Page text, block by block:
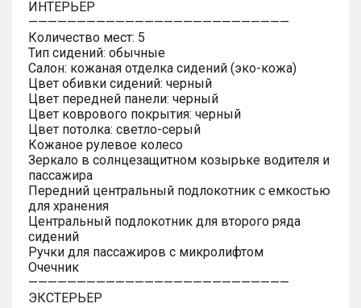
ИНТЕРЬЕР
———————————————————————————
Количество мест: 5
Тип сидений: обычные
Салон: кожаная отделка сидений (эко-кожа)
Цвет обивки сидений: черный
Цвет передней панели: черный
Цвет коврового покрытия: черный
Цвет потолка: светло-серый
Кожаное рулевое колесо
Зеркало в солнцезащитном козырьке водителя и
пассажира
Передний центральный подлокотник с емкостью
для хранения
Центральный подлокотник для второго ряда
сидений
Ручки для пассажиров с микролифтом
Очечник
———————————————————————————
ЭКСТЕРЬЕР